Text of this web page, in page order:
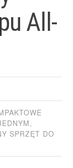
All-
,
SPRZĘT DO